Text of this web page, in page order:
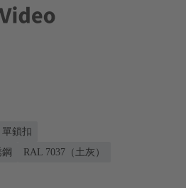
單鎖扣
RAL 7037（土灰）